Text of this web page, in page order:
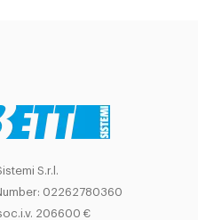
S.r.l.
02262780360
206600 €